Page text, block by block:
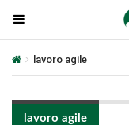
lavoro agile
lavoro agile